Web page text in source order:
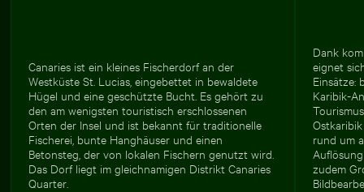
Canaries ist ein kleines Fischerdorf an der
Westküste St. Lucias, eingebettet in bewaldete
Hügel und eine geschützte Bucht. Es gehört zu
den am wenigsten touristisch erschlossenen
Orten der Insel und ist bekannt für traditionelle
Fischerei, bunte Hanghäuser und einen
Betonsteg, der von lokalen Fischern genutzt wird.
Das Dorf liegt im gleichnamigen Distrikt Canaries
Quarter.
Dank
eignet
Einsätze:
Karibik-
rund um
zudem